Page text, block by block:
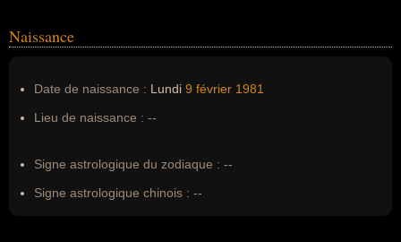
Surnom : --
Erreurs d'écriture : --
Naissance
Date de naissance : Lundi 9 février 1981
Lieu de naissance : --
Signe astrologique du zodiaque : --
Signe astrologique chinois : --